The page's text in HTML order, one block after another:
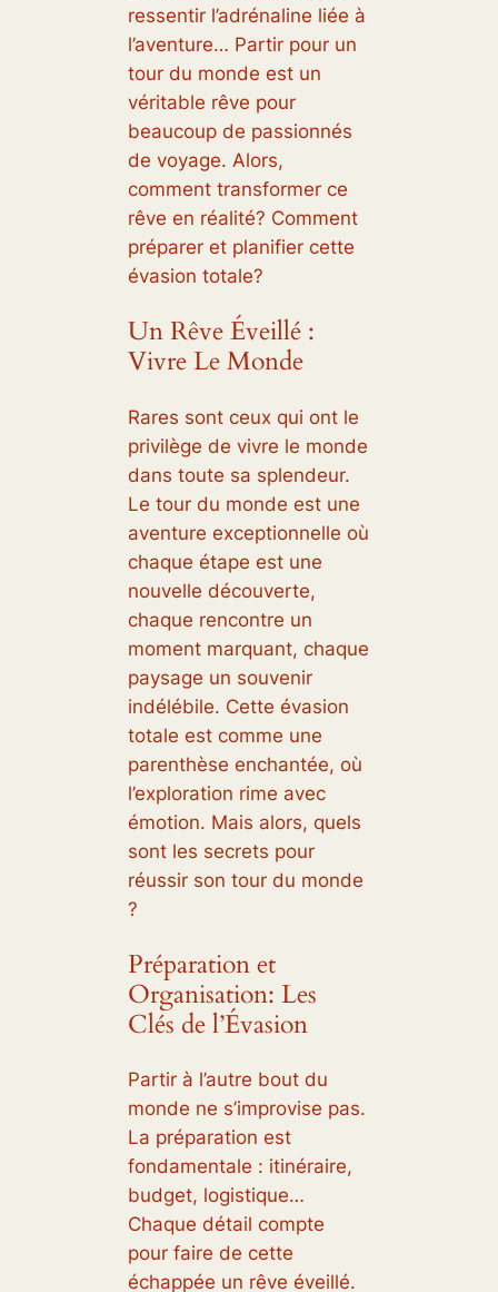
ressentir l’adrénaline liée à
l’aventure… Partir pour un
tour du monde est un
véritable rêve pour
beaucoup de passionnés
de voyage. Alors,
comment transformer ce
rêve en réalité? Comment
préparer et planifier cette
évasion totale?
Un Rêve Éveillé :
Vivre Le Monde
Rares sont ceux qui ont le
privilège de vivre le monde
dans toute sa splendeur.
Le tour du monde est une
aventure exceptionnelle où
chaque étape est une
nouvelle découverte,
chaque rencontre un
moment marquant, chaque
paysage un souvenir
indélébile. Cette évasion
totale est comme une
parenthèse enchantée, où
l’exploration rime avec
émotion. Mais alors, quels
sont les secrets pour
réussir son tour du monde
?
Préparation et
Organisation: Les
Clés de l’Évasion
Partir à l’autre bout du
monde ne s’improvise pas.
La préparation est
fondamentale : itinéraire,
budget, logistique…
Chaque détail compte
pour faire de cette
échappée un rêve éveillé.